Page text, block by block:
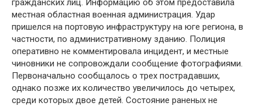
гражданских лиц. Информацию об этом предоставила
местная областная военная администрация. Удар
пришелся на портовую инфраструктуру на юге региона, в
частности, по административному зданию. Полиция
оперативно не комментировала инцидент, и местные
чиновники не сопровождали сообщение фотографиями.
Первоначально сообщалось о трех пострадавших,
однако позже их количество увеличилось до четырех,
среди которых двое детей. Состояние раненых не